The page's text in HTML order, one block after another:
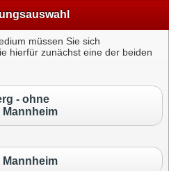
müssen Sie sich
hierfür zunächst eine der beiden
- ohne